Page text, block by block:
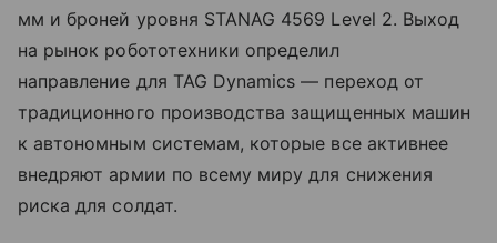
мм и броней уровня STANAG 4569 Level 2. Выход
на рынок робототехники определил
направление для TAG Dynamics — переход от
традиционного производства защищенных машин
к автономным системам, которые все активнее
внедряют армии по всему миру для снижения
риска для солдат.